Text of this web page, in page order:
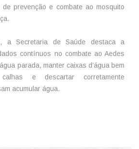
prevenção e combate ao mosquito
a Secretaria de Saúde destaca a
contínuos no combate ao Aedes
parada, manter caixas d’água bem
e descartar corretamente
acumular água.